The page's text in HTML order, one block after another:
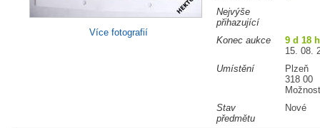
Více fotografií
Nejvýše
přihazující
Konec aukce
9 d 18
15. 08.
Umístění
Plzeň
318 00
Stav
předmětu
Nové